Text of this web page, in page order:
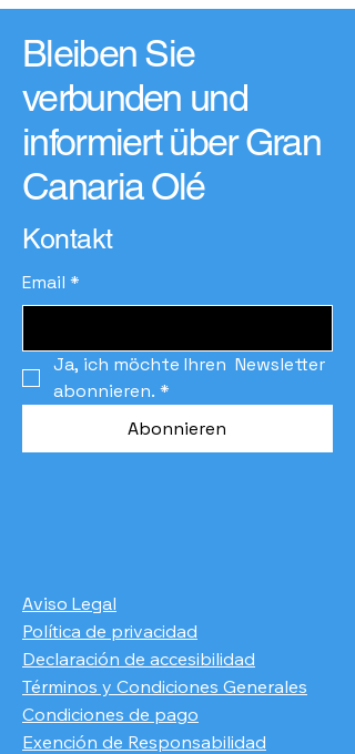
Bleiben Sie
verbunden und
informiert über Gran
Canaria Olé
Kontakt
Email *
Ja, ich möchte Ihren  Newsletter
abonnieren. *
Abonnieren
Aviso Legal
Política de privacidad
Declaración de accesibilidad
Términos y Condiciones Generales
Condiciones de pago
​Exención de Responsabilidad